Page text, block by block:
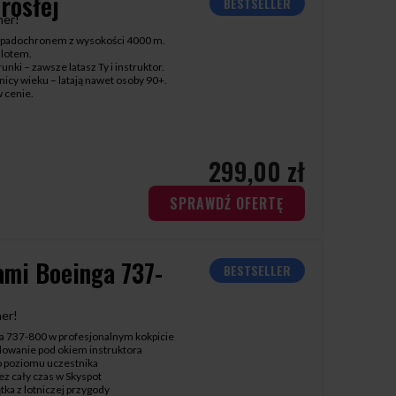
z wysokości 4000 m.
– zawsze latasz Ty i instruktor.
wieku – latają nawet osoby 90+.
cenie.
299,00 zł
SPRAWDŹ OFERTĘ
BESTSELLER
Boeinga 737-
737-800 w profesjonalnym kokpicie
pod okiem instruktora
poziomu uczestnika
cały czas w Skyspot
z lotniczej przygody